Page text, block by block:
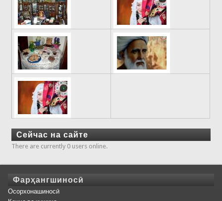
Сейчас на сайте
There are currently 0 users online.
Фарҳангшиносӣ
Осорхонашиносӣ